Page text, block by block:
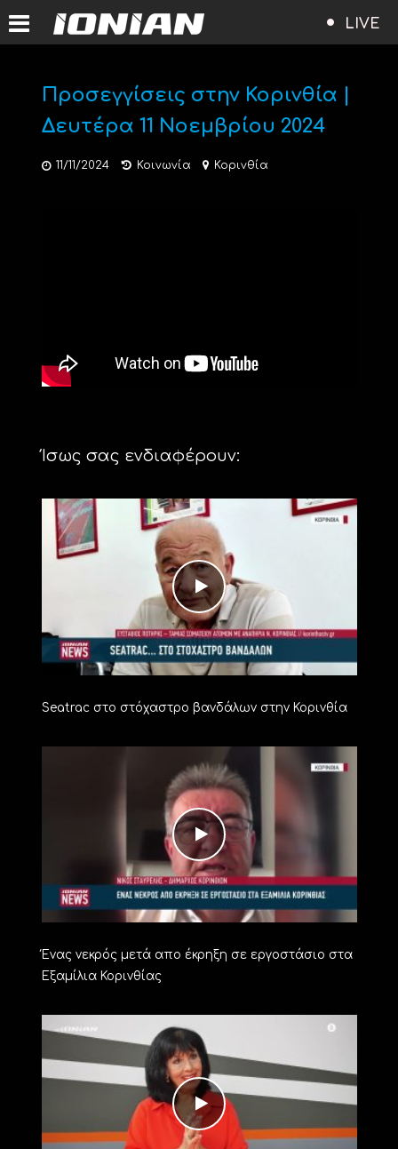
LIVE
Προσεγγίσεις στην Κορινθία |
Δευτέρα 11 Νοεμβρίου 2024
11/11/2024 Κοινωνία Κορινθία
Ίσως σας ενδιαφέρουν:
Seatrac στο στόχαστρο βανδάλων στην Κορινθία
Ένας νεκρός μετά απο έκρηξη σε εργοστάσιο στα
Εξαμίλια Κορινθίας